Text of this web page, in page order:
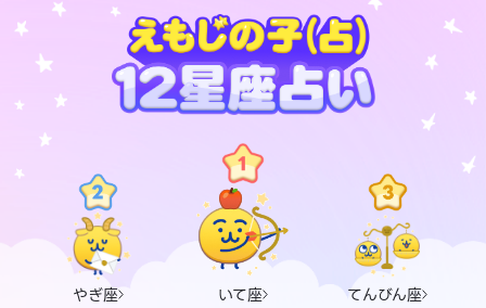
やぎ座 いて座 てんびん座